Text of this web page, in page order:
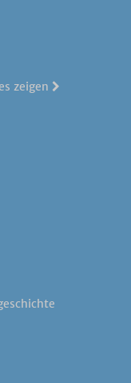
zeigen